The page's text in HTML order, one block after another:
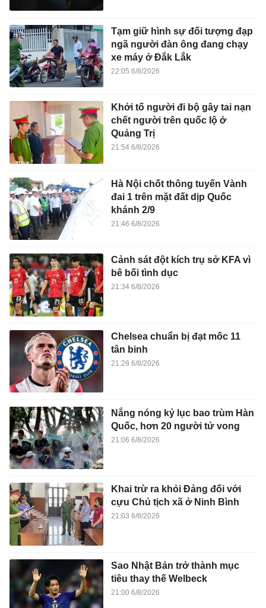
Tạm giữ hình sự đối tượng đạp
ngã người đàn ông đang chạy
xe máy ở Đắk Lắk
22:05 6/8/2026
Khởi tố người đi bộ gây tai nạn
chết người trên quốc lộ ở
Quảng Trị
21:54 6/8/2026
Hà Nội chốt thông tuyến Vành
đai 1 trên mặt đất dịp Quốc
khánh 2/9
21:46 6/8/2026
Cảnh sát đột kích trụ sở KFA vì
bê bối tình dục
21:34 6/8/2026
Chelsea chuẩn bị đạt mốc 11
tân binh
21:28 6/8/2026
Nắng nóng kỷ lục bao trùm Hàn
Quốc, hơn 20 người tử vong
21:06 6/8/2026
Khai trừ ra khỏi Đảng đối với
cựu Chủ tịch xã ở Ninh Bình
21:03 6/8/2026
Sao Nhật Bản trở thành mục
tiêu thay thế Welbeck
21:00 6/8/2026